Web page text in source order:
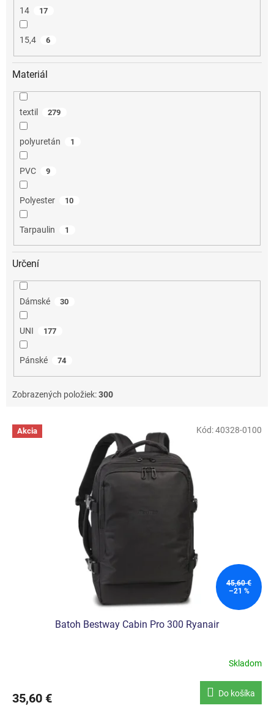
14 17
15,4 6
Materiál
textil 279
polyuretán 1
PVC 9
Polyester 10
Tarpaulin 1
Určení
Dámské 30
UNI 177
Pánské 74
Zobrazených položiek:300
V Akcia
45,60 €
–21 %
Batoh Bestway Cabin Pro 300 Ryanair
Skladom
35,60 € Do košíka
Kód:40328-0100